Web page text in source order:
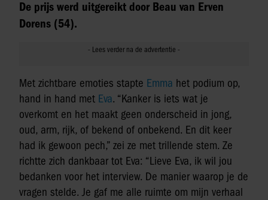
De prijs werd uitgereikt door Beau van Erven
Dorens (54).
Met zichtbare emoties stapte Emma het podium op,
hand in hand met Eva. “Kanker is iets wat je
overkomt en het maakt geen onderscheid in jong,
oud, arm, rijk, of bekend of onbekend. En dit keer
had ik gewoon pech,” zei ze met trillende stem. Ze
richtte zich dankbaar tot Eva: “Lieve Eva, ik wil jou
bedanken voor het interview. De manier waarop je de
vragen stelde. Je gaf me alle ruimte om mijn verhaal